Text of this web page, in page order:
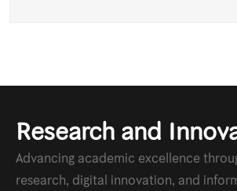
Research and
Advancing academic excellence
research, digital innovation, and